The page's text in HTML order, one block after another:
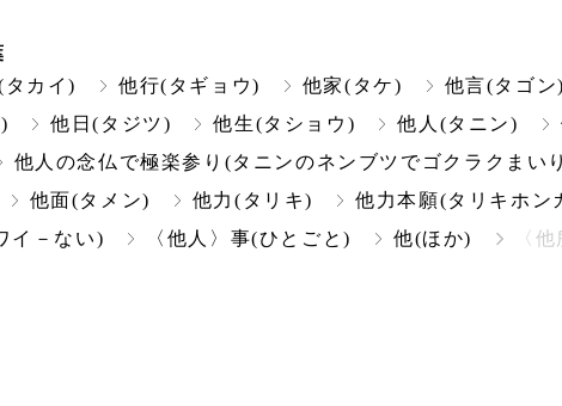
タカイ) 他行(タギョウ) 他家(タケ) 他言(タゴン)
他日(タジツ) 他生(タショウ) 他人(タニン)
他人の念仏で極楽参り(タニンのネンブツでゴクラクまい
他面(タメン) 他力(タリキ) 他力本願(タリキホン
イ－ない) 〈他人〉事(ひとごと) 他(ほか) 〈